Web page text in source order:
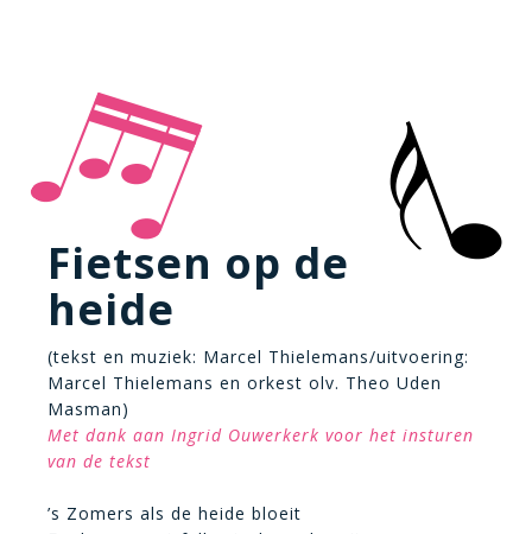
Fietsen op de
heide
(tekst en muziek: Marcel Thielemans/uitvoering:
Marcel Thielemans en orkest olv. Theo Uden
Masman)
Met dank aan Ingrid Ouwerkerk voor het insturen
van de tekst
’s Zomers als de heide bloeit